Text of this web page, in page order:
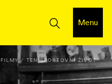
Menu
FILMY TEN SPORTOVNÍ ŽIVOT